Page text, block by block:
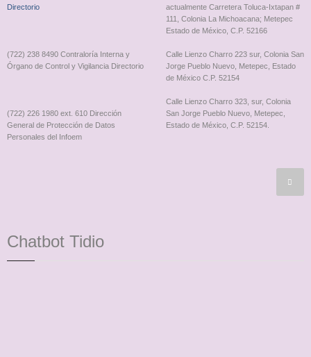
Directorio
(722) 238 8490 Contraloría Interna y
Órgano de Control y Vigilancia Directorio
(722) 226 1980 ext. 610 Dirección
General de Protección de Datos
Personales del Infoem
actualmente Carretera Toluca-Ixtapan #
111, Colonia La Michoacana; Metepec
Estado de México, C.P. 52166
Calle Lienzo Charro 223 sur, Colonia San
Jorge Pueblo Nuevo, Metepec, Estado
de México C.P. 52154
Calle Lienzo Charro 323, sur, Colonia
San Jorge Pueblo Nuevo, Metepec,
Estado de México, C.P. 52154.
Chatbot Tidio